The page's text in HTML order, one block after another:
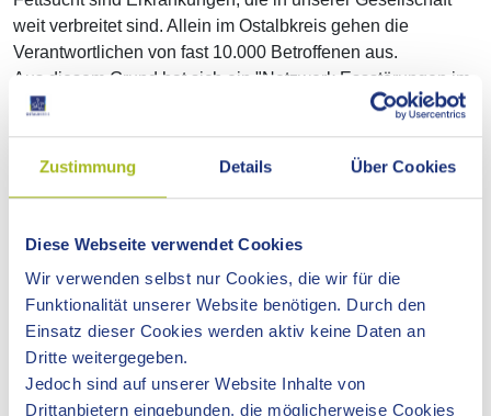
Zustimmung Details Über Cookies
Diese Webseite verwendet Cookies
Wir verwenden selbst nur Cookies, die wir für die
Funktionalität unserer Website benötigen. Durch den
Einsatz dieser Cookies werden aktiv keine Daten an
Dritte weitergegeben.
Jedoch sind auf unserer Website Inhalte von
Drittanbietern eingebunden, die möglicherweise Cookies
weit verbreitet sind. Allein im Ostalbkreis gehen die
Verantwortlichen von fast 10.000 Betroffenen aus.
Aus diesem Grund hat sich ein "Netzwerk Essstörungen im
Ostalbkreis" gegründet.
der AOK - Die Gesundheitskasse Ostwürttemberg bei der
integrierten Versorgung von Menschen mit Essstörungen.
Ziel dieses Netzwerkes ist es, die unterschiedlichen
Behandlungsangebote im Landkreis besser aufeinander
abzustimmen, um vorhandene Lücken im
Versorgungsangebot angesichts begrenzter Ressourcen zu
schließen. Durch die gezielte Koordination der
Behandlungsangebote sollen lange Wartezeiten überbrückt